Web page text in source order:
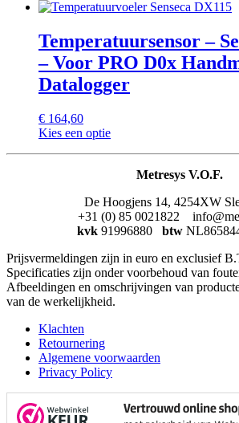
Temperatuursensor –
– Voor PRO D0x
Datalogger
€ 164,60
Kies een optie
Metresys V.O.F.
De Hoogjens 14, 4254XW
+31 (0) 85 0021822
kvk 91996880 btw
Prijsvermeldingen zijn in euro en exclusief
Specificaties zijn onder voorbehoud van
Afbeeldingen en omschrijvingen van
van de werkelijkheid.
Klachten
Retournering
Algemene voorwaarden
Privacy Policy